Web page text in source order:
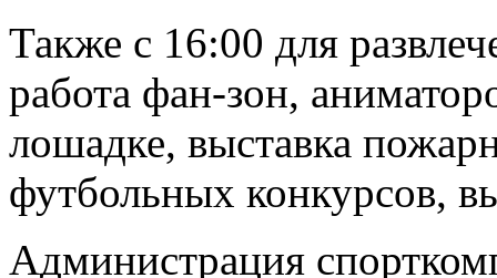
Также с 16:00 для
работа фан-зон,
лошадке, выставка
футбольных конкурсов,
Администрация